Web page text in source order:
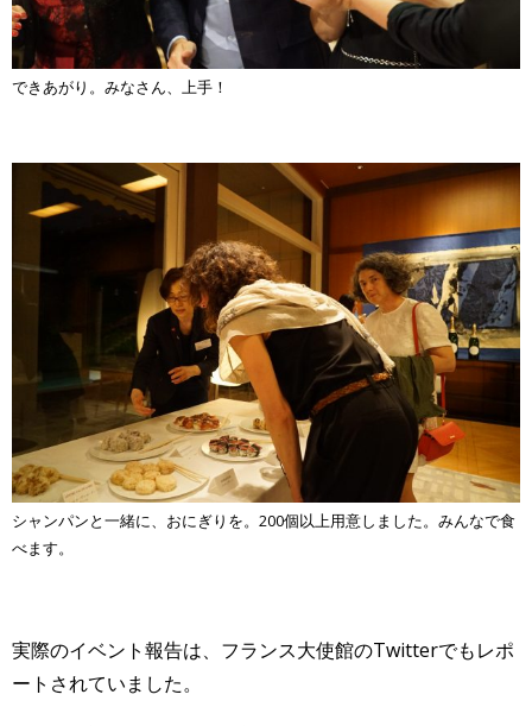
できあがり。みなさん、上手！
シャンパンと一緒に、おにぎりを。200個以上用意しました。みんなで食
べます。
実際のイベント報告は、フランス大使館のTwitterでもレポ
ートされていました。